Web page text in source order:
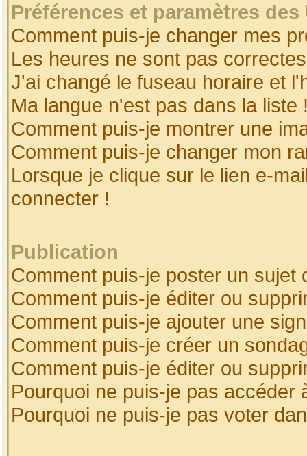
Préférences et paramètres
Comment puis-je changer mes
Les heures ne sont pas
J'ai changé le fuseau horaire et
Ma langue n'est pas dans la liste
Comment puis-je montrer une
Comment puis-je changer mon
Lorsque je clique sur le lien e-
connecter !
Publication
Comment puis-je poster un sujet
Comment puis-je éditer ou
Comment puis-je ajouter une
Comment puis-je créer un
Comment puis-je éditer ou
Pourquoi ne puis-je pas accéder
Pourquoi ne puis-je pas voter